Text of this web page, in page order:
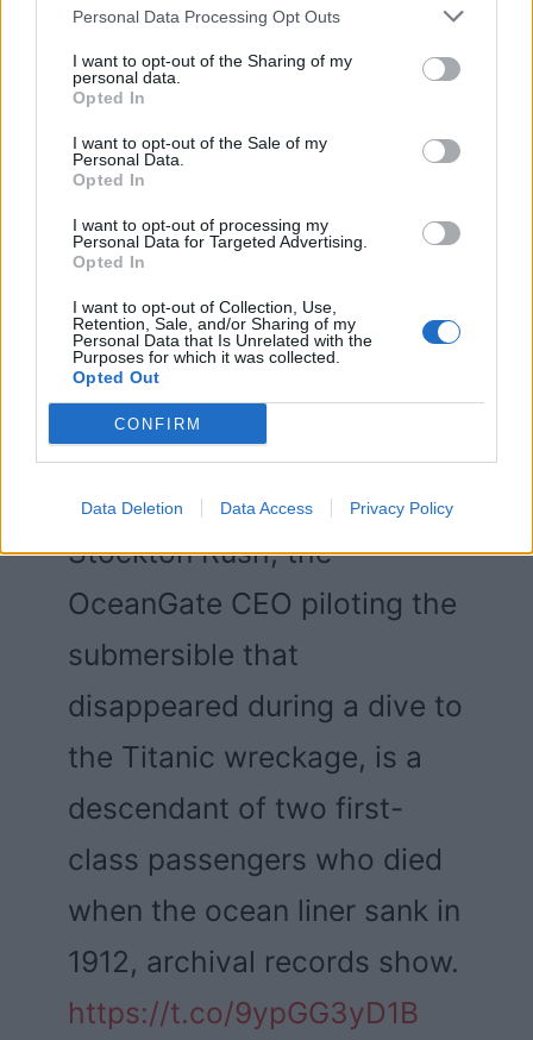
Personal Data Processing Opt Outs
I want to opt-out of the Sharing of my
personal data.
Opted In
I want to opt-out of the Sale of my
Personal Data.
Opted In
I want to opt-out of processing my
Personal Data for Targeted Advertising.
Opted In
I want to opt-out of Collection, Use,
Retention, Sale, and/or Sharing of my
Personal Data that Is Unrelated with the
Purposes for which it was collected.
Opted Out
CONFIRM
Data Deletion Data Access Privacy Policy
σκηνοθέτης η σκηνή είναι βασισμένη
67 χρονος Ισιντορ, ήταν συνιδιοκτήτης
του πολυκαταστήματος Macy’s και η
63χρονη Αϊντα ήταν η γυναίκα του.
Βαθύπλουτο ζευγάρι με επτά παιδιά.
Όμως, το αληθινό τους τέλος, ήταν
διαφορετικό…
Wendy Rush, the wife of
Stockton Rush, the
OceanGate CEO piloting the
submersible that
disappeared during a dive to
the Titanic wreckage, is a
descendant of two first-
class passengers who died
when the ocean liner sank in
1912, archival records show.
https://t.co/9ypGG3yD1B